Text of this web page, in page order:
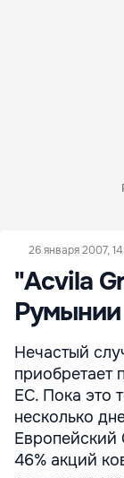
26 января 2007,
"Аcvila
Румынии
Нечастый
приобретает
ЕС. Пока это
несколько
Европейский
46% акций